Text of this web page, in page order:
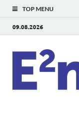
TOP MENU
09.08.2026